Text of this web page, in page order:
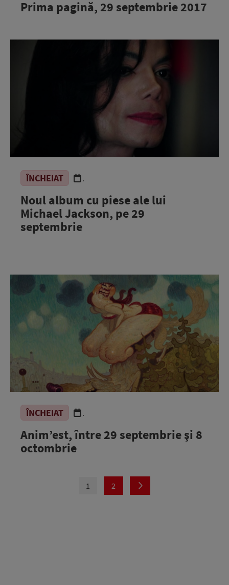
Prima pagină, 29 septembrie 2017
ÎNCHEIAT .
Noul album cu piese ale lui
Michael Jackson, pe 29
septembrie
ÎNCHEIAT .
Anim’est, între 29 septembrie şi 8
octombrie
1 2